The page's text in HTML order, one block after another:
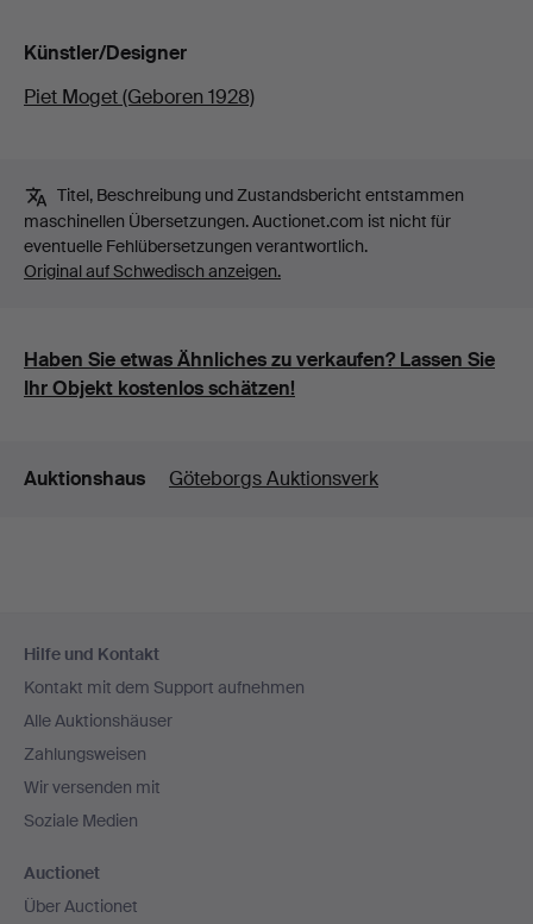
Künstler/Designer
Piet Moget (Geboren 1928)
Titel, Beschreibung und Zustandsbericht entstammen
maschinellen Übersetzungen. Auctionet.com ist nicht für
eventuelle Fehlübersetzungen verantwortlich.
Original auf Schwedisch anzeigen.
Haben Sie etwas Ähnliches zu verkaufen? Lassen Sie
Ihr Objekt kostenlos schätzen!
Details
Auktionshaus Göteborgs Auktionsverk
Navigation
Hilfe und Kontakt
Kontakt mit dem Support aufnehmen
Alle Auktionshäuser
Zahlungsweisen
Wir versenden mit
Soziale Medien
Auctionet
Über Auctionet